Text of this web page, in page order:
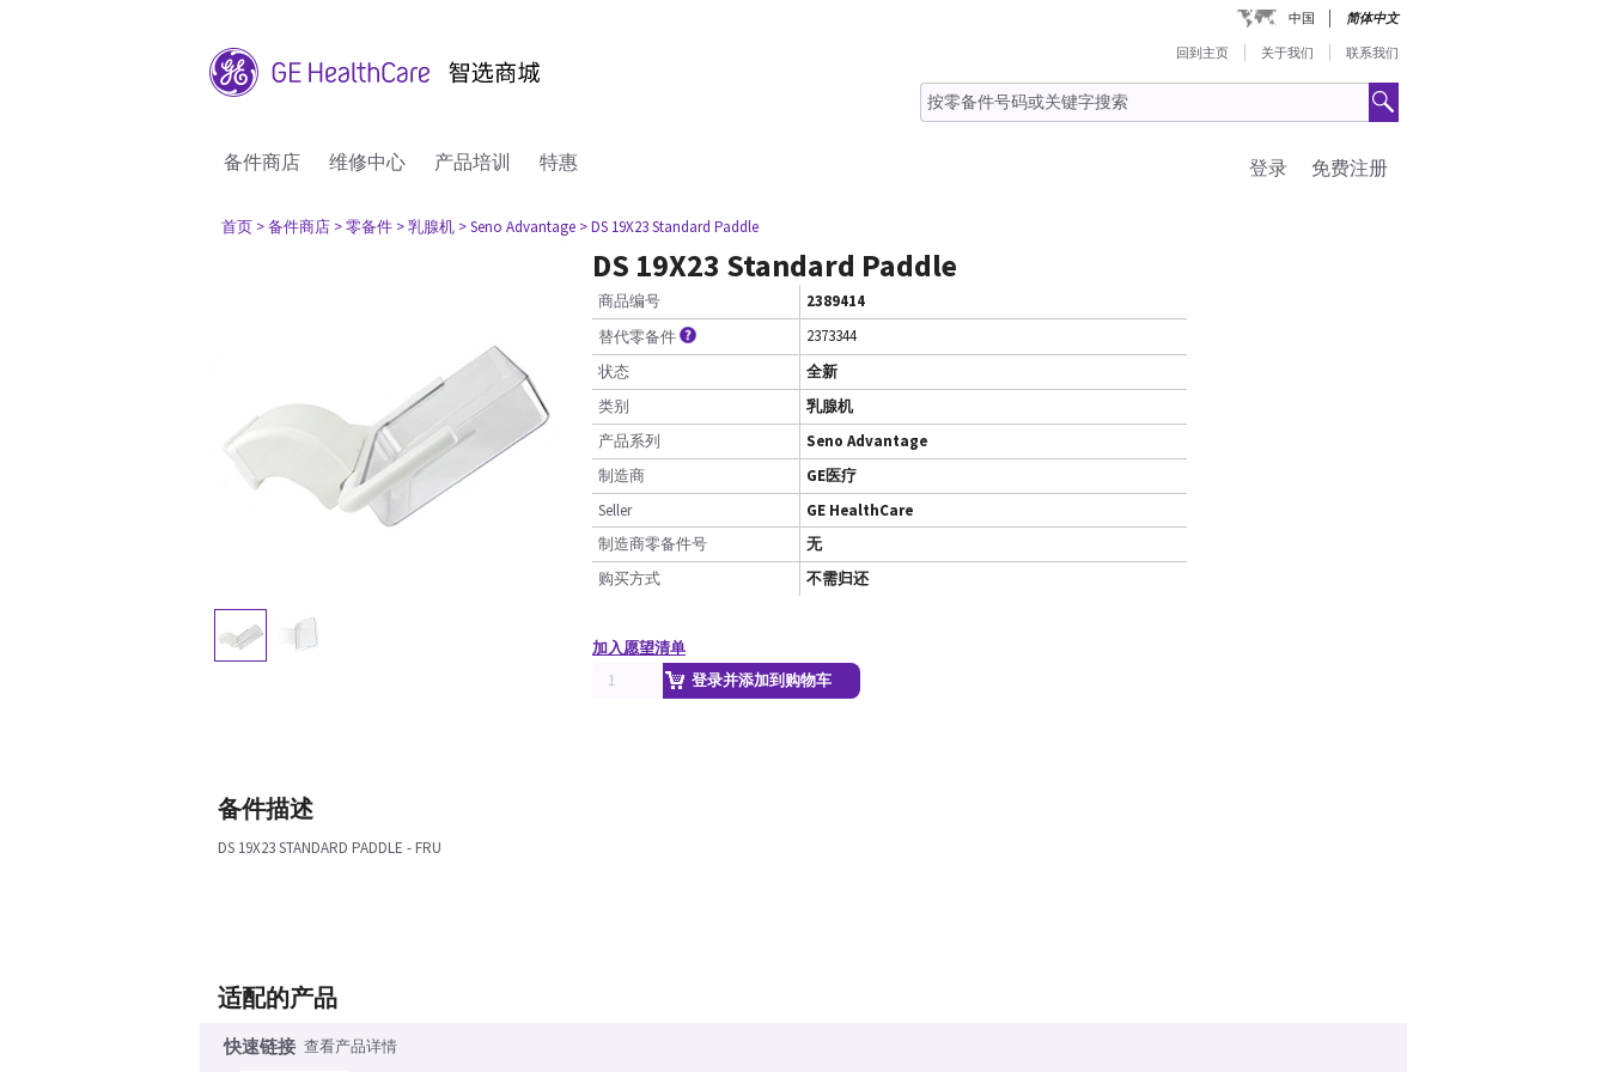
中国 简体中文
回到主页 关于我们 联系我们
备件商店 维修中心 产品培训 特惠 免费注册
登录
首页 > 备件商店 > 零备件 > 乳腺机 > Seno Advantage > DS 19X23 Standard Paddle
DS 19X23 Standard Paddle
商品编号
2389414
替代零备件
2373344
状态
全新
类别
乳腺机
产品系列
Seno Advantage
制造商
GE医疗
Seller
GE HealthCare
制造商零备件号
无
购买方式
不需归还
加入愿望清单
登录并添加到购物车
备件描述
DS 19X23 STANDARD PADDLE - FRU
适配的产品
快速链接 查看产品详情